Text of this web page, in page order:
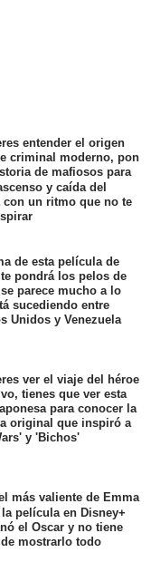
entender el origen
criminal moderno, pon
de mafiosos para
y caída del
con un ritmo que no te
de esta película de
pondrá los pelos de
parece mucho a lo
sucediendo entre
Unidos y Venezuela
ver el viaje del héroe
tienes que ver esta
para conocer la
original que inspiró a
y 'Bichos'
más valiente de Emma
película en Disney+
el Oscar y no tiene
mostrarlo todo